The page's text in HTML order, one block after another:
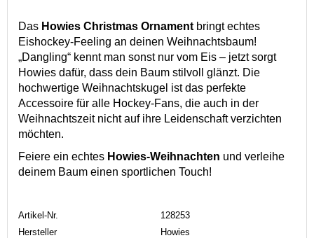
Das Howies Christmas Ornament bringt echtes
Eishockey-Feeling an deinen Weihnachtsbaum!
„Dangling“ kennt man sonst nur vom Eis – jetzt sorgt
Howies dafür, dass dein Baum stilvoll glänzt. Die
hochwertige Weihnachtskugel ist das perfekte
Accessoire für alle Hockey-Fans, die auch in der
Weihnachtszeit nicht auf ihre Leidenschaft verzichten
möchten.
Feiere ein echtes Howies-Weihnachten und verleihe
deinem Baum einen sportlichen Touch!
Artikel-Nr.
128253
Hersteller
Howies